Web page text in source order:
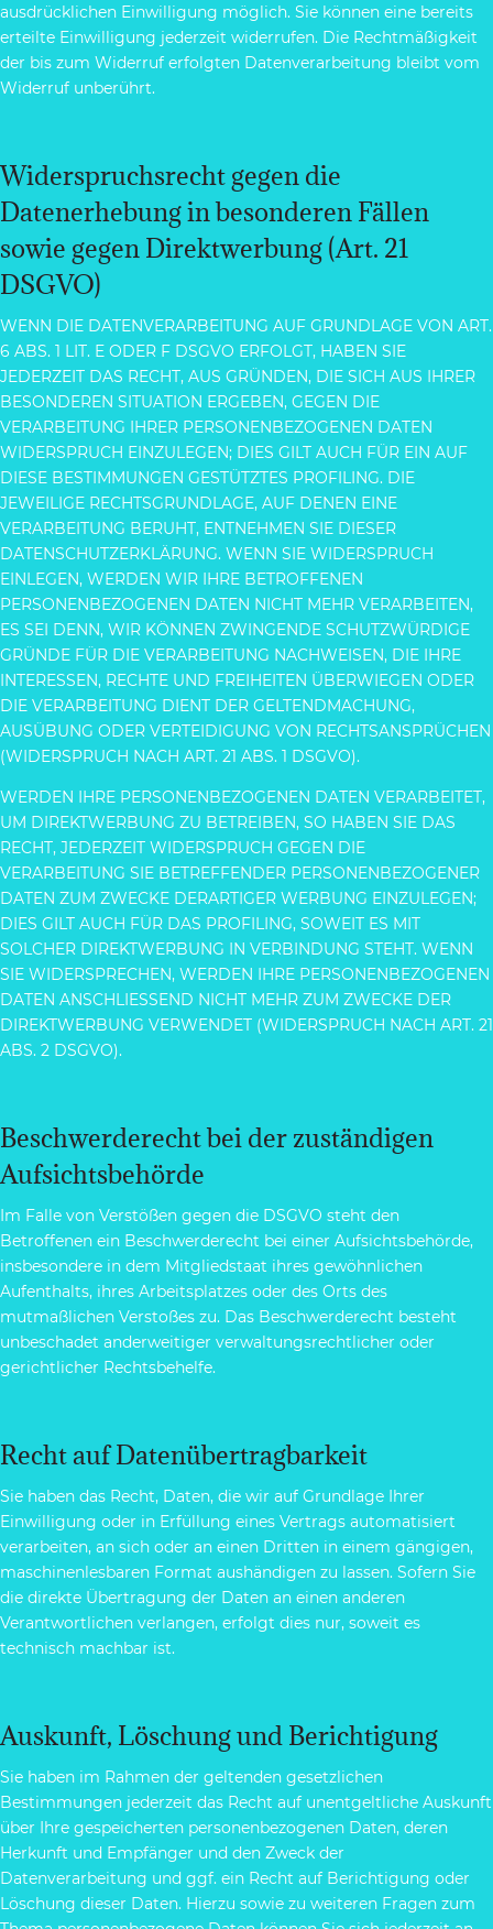
ausdrücklichen Einwilligung möglich. Sie können eine bereits
erteilte Einwilligung jederzeit widerrufen. Die Rechtmäßigkeit
der bis zum Widerruf erfolgten Datenverarbeitung bleibt vom
Widerruf unberührt.
Widerspruchsrecht gegen die
Datenerhebung in besonderen Fällen
sowie gegen Direktwerbung (Art. 21
DSGVO)
WENN DIE DATENVERARBEITUNG AUF GRUNDLAGE VON ART.
6 ABS. 1 LIT. E ODER F DSGVO ERFOLGT, HABEN SIE
JEDERZEIT DAS RECHT, AUS GRÜNDEN, DIE SICH AUS IHRER
BESONDEREN SITUATION ERGEBEN, GEGEN DIE
VERARBEITUNG IHRER PERSONENBEZOGENEN DATEN
WIDERSPRUCH EINZULEGEN; DIES GILT AUCH FÜR EIN AUF
DIESE BESTIMMUNGEN GESTÜTZTES PROFILING. DIE
JEWEILIGE RECHTSGRUNDLAGE, AUF DENEN EINE
VERARBEITUNG BERUHT, ENTNEHMEN SIE DIESER
DATENSCHUTZERKLÄRUNG. WENN SIE WIDERSPRUCH
EINLEGEN, WERDEN WIR IHRE BETROFFENEN
PERSONENBEZOGENEN DATEN NICHT MEHR VERARBEITEN,
ES SEI DENN, WIR KÖNNEN ZWINGENDE SCHUTZWÜRDIGE
GRÜNDE FÜR DIE VERARBEITUNG NACHWEISEN, DIE IHRE
INTERESSEN, RECHTE UND FREIHEITEN ÜBERWIEGEN ODER
DIE VERARBEITUNG DIENT DER GELTENDMACHUNG,
AUSÜBUNG ODER VERTEIDIGUNG VON RECHTSANSPRÜCHEN
(WIDERSPRUCH NACH ART. 21 ABS. 1 DSGVO).
WERDEN IHRE PERSONENBEZOGENEN DATEN VERARBEITET,
UM DIREKTWERBUNG ZU BETREIBEN, SO HABEN SIE DAS
RECHT, JEDERZEIT WIDERSPRUCH GEGEN DIE
VERARBEITUNG SIE BETREFFENDER PERSONENBEZOGENER
DATEN ZUM ZWECKE DERARTIGER WERBUNG EINZULEGEN;
DIES GILT AUCH FÜR DAS PROFILING, SOWEIT ES MIT
SOLCHER DIREKTWERBUNG IN VERBINDUNG STEHT. WENN
SIE WIDERSPRECHEN, WERDEN IHRE PERSONENBEZOGENEN
DATEN ANSCHLIESSEND NICHT MEHR ZUM ZWECKE DER
DIREKTWERBUNG VERWENDET (WIDERSPRUCH NACH ART. 21
ABS. 2 DSGVO).
Beschwerde­recht bei der zuständigen
Aufsichts­behörde
Im Falle von Verstößen gegen die DSGVO steht den
Betroffenen ein Beschwerderecht bei einer Aufsichtsbehörde,
insbesondere in dem Mitgliedstaat ihres gewöhnlichen
Aufenthalts, ihres Arbeitsplatzes oder des Orts des
mutmaßlichen Verstoßes zu. Das Beschwerderecht besteht
unbeschadet anderweitiger verwaltungsrechtlicher oder
gerichtlicher Rechtsbehelfe.
Recht auf Daten­übertrag­barkeit
Sie haben das Recht, Daten, die wir auf Grundlage Ihrer
Einwilligung oder in Erfüllung eines Vertrags automatisiert
verarbeiten, an sich oder an einen Dritten in einem gängigen,
maschinenlesbaren Format aushändigen zu lassen. Sofern Sie
die direkte Übertragung der Daten an einen anderen
Verantwortlichen verlangen, erfolgt dies nur, soweit es
technisch machbar ist.
Auskunft, Löschung und Berichtigung
Sie haben im Rahmen der geltenden gesetzlichen
Bestimmungen jederzeit das Recht auf unentgeltliche Auskunft
über Ihre gespeicherten personenbezogenen Daten, deren
Herkunft und Empfänger und den Zweck der
Datenverarbeitung und ggf. ein Recht auf Berichtigung oder
Löschung dieser Daten. Hierzu sowie zu weiteren Fragen zum